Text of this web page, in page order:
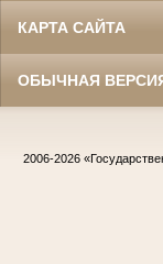
КАРТА САЙТА
ОБЫЧНАЯ
2006-2026